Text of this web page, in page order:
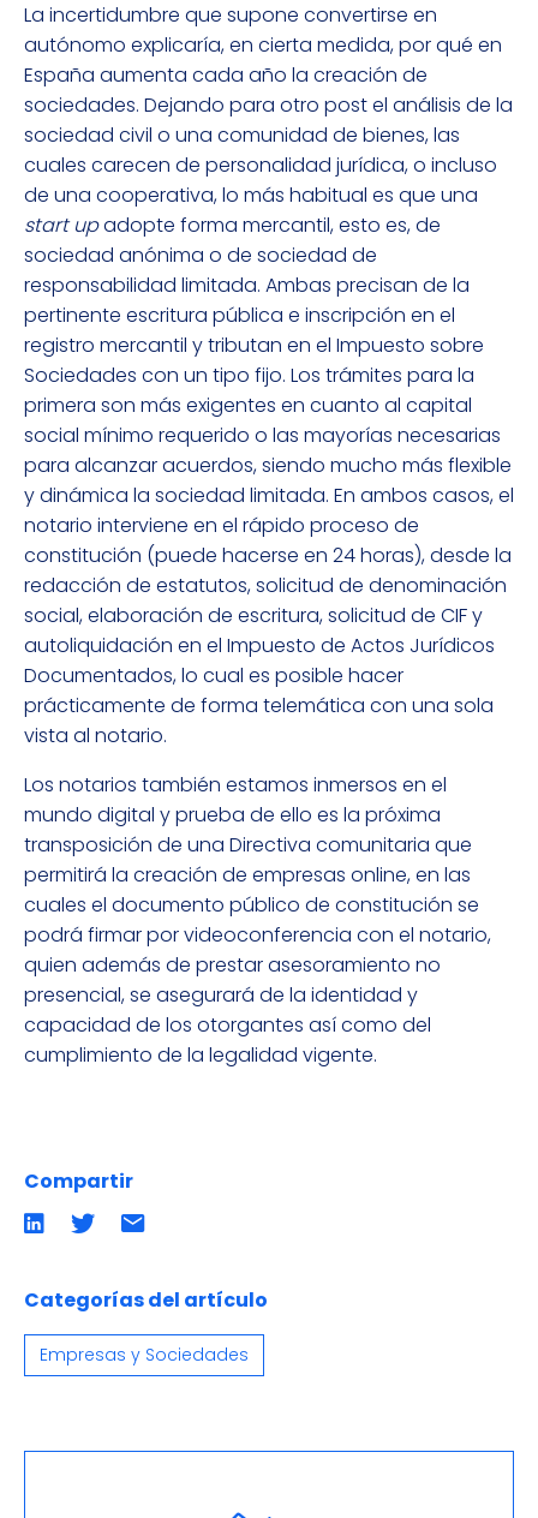
La incertidumbre que supone convertirse en
autónomo explicaría, en cierta medida, por qué en
España aumenta cada año la creación de
sociedades. Dejando para otro post el análisis de la
sociedad civil o una comunidad de bienes, las
cuales carecen de personalidad jurídica, o incluso
de una cooperativa, lo más habitual es que una
start upadopte forma mercantil, esto es, de
sociedad anónima o de sociedad de
responsabilidad limitada. Ambas precisan de la
pertinente escritura pública e inscripción en el
registro mercantil y tributan en el Impuesto sobre
Sociedades con un tipo fijo. Los trámites para la
primera son más exigentes en cuanto al capital
social mínimo requerido o las mayorías necesarias
para alcanzar acuerdos, siendo mucho más flexible
y dinámica la sociedad limitada. En ambos casos, el
notario interviene en el rápido proceso de
constitución (puede hacerse en 24 horas), desde la
redacción de estatutos, solicitud de denominación
social, elaboración de escritura, solicitud de CIF y
autoliquidación en el Impuesto de Actos Jurídicos
Documentados, lo cual es posible hacer
prácticamente de forma telemática con una sola
vista al notario.
Los notarios también estamos inmersos en el
mundo digital y prueba de ello es la próxima
transposición de una Directiva comunitaria que
permitirá la creación de empresas online, en las
cuales el documento público de constitución se
podrá firmar por videoconferencia con el notario,
quien además de prestar asesoramiento no
presencial, se asegurará de la identidad y
capacidad de los otorgantes así como del
cumplimiento de la legalidad vigente.
Compartir
Compartir
en
Compartir
en
Compartir
por
email
Categorías del artículo
Empresas y Sociedades